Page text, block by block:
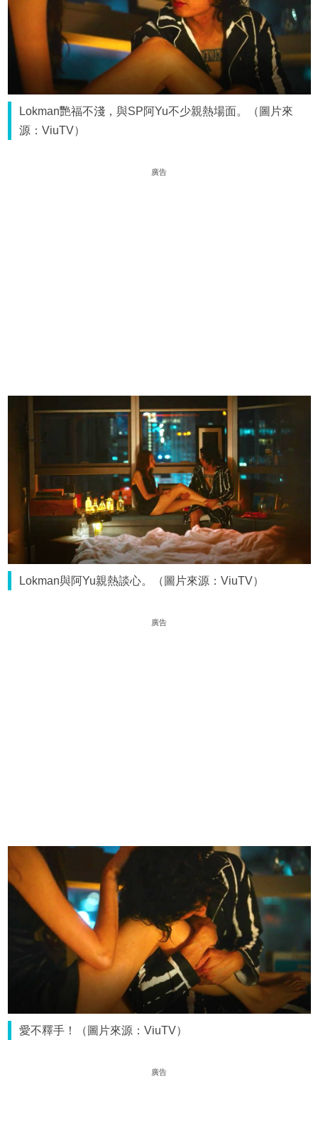
Lokman艷福不淺，與SP阿Yu不少親熱場面。（圖片來
源：ViuTV）
廣告
Lokman與阿Yu親熱談心。（圖片來源：ViuTV）
廣告
愛不釋手！（圖片來源：ViuTV）
廣告